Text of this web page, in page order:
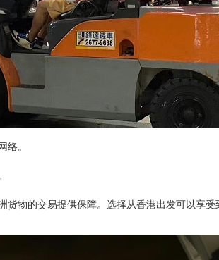
络。
货物的交易提供保障。选择从香港出发可以享受